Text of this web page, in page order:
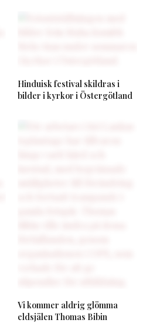
Hinduisk festival skildras i
bilder i kyrkor i Östergötland
Vi kommer aldrig glömma
eldsjälen Thomas Bibin